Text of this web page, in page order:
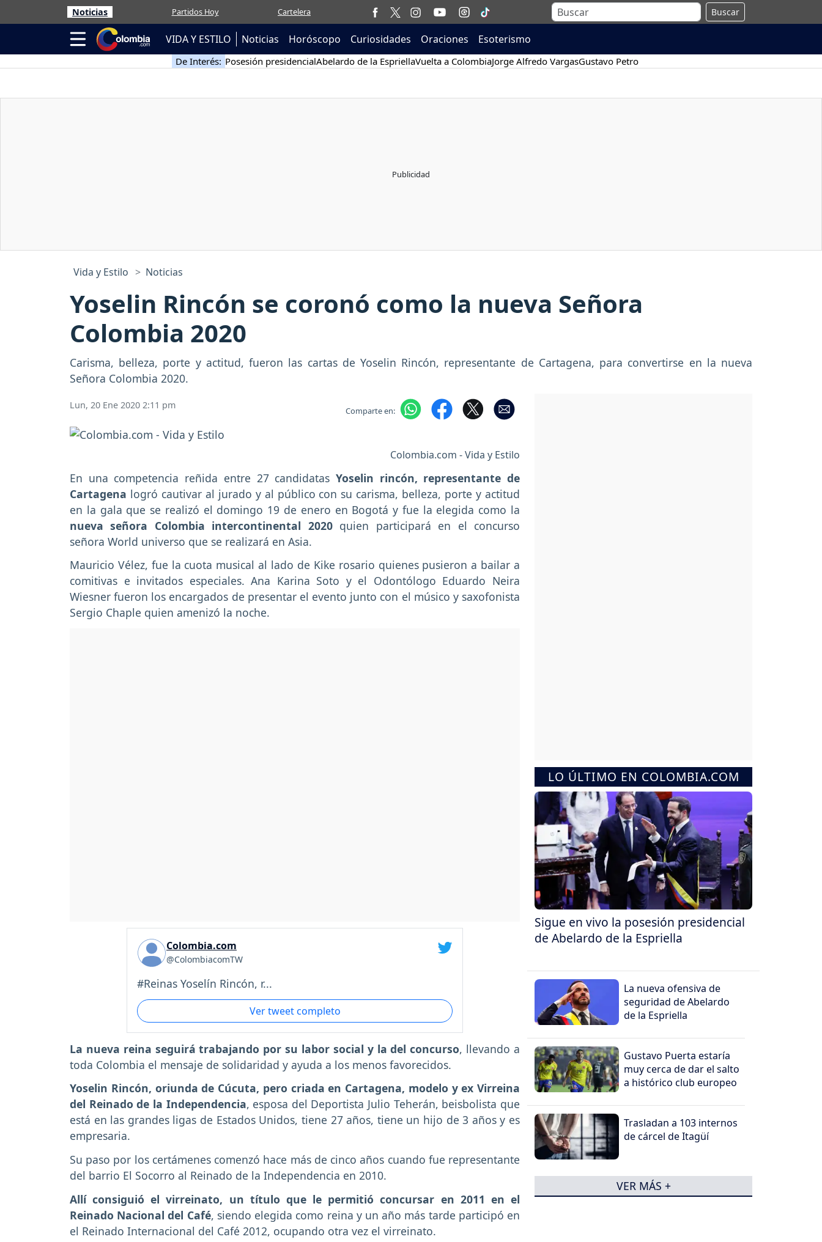
Noticias Partidos Hoy Cartelera Buscar
VIDA Y ESTILO Noticias Horóscopo Curiosidades Oraciones Esoterismo
De Interés: Posesión presidencialAbelardo de la EspriellaVuelta a ColombiaJorge Alfredo VargasGustavo Petro
Vida y Estilo Noticias
Yoselin Rincón se coronó como la nueva Señora
Colombia 2020
Carisma, belleza, porte y actitud, fueron las cartas de Yoselin Rincón, representante de Cartagena, para convertirse en la nueva
Señora Colombia 2020.
Lun, 20 Ene 2020 2:11 pm Comparte en:
Colombia.com - Vida y Estilo
En una competencia reñida entre 27 candidatas Yoselin rincón, representante de
Cartagena logró cautivar al jurado y al público con su carisma, belleza, porte y actitud
en la gala que se realizó el domingo 19 de enero en Bogotá y fue la elegida como la
nueva señora Colombia intercontinental 2020quien participará en el concurso
señora World universo que se realizará en Asia.
Mauricio Vélez, fue la cuota musical al lado de Kike rosario quienes pusieron a bailar a
comitivas e invitados especiales. Ana Karina Soto y el Odontólogo Eduardo Neira
Wiesner fueron los encargados de presentar el evento junto con el músico y saxofonista
Sergio Chaple quien amenizó la noche.
Colombia.com
@ColombiacomTW
#Reinas Yoselín Rincón, r...
Ver tweet completo
La nueva reina seguirá trabajando por su labor social y la del concurso, llevando a
toda Colombia el mensaje de solidaridad y ayuda a los menos favorecidos.
Yoselin Rincón, oriunda de Cúcuta, pero criada en Cartagena, modelo y ex Virreina
del Reinado de la Independencia, esposa del Deportista Julio Teherán, beisbolista que
está en las grandes ligas de Estados Unidos, tiene 27 años, tiene un hijo de 3 años y es
empresaria.
Su paso por los certámenes comenzó hace más de cinco años cuando fue representante
del barrio El Socorro al Reinado de la Independencia en 2010.
Allí consiguió el virreinato, un título que le permitió concursar en 2011 en el
Reinado Nacional del Café, siendo elegida como reina y un año más tarde participó en
el Reinado Internacional del Café 2012, ocupando otra vez el virreinato.
LO ÚLTIMO EN COLOMBIA.COM
Sigue en vivo la posesión presidencial
de Abelardo de la Espriella
La nueva ofensiva de
seguridad de Abelardo
de la Espriella
Gustavo Puerta estaría
muy cerca de dar el salto
a histórico club europeo
Trasladan a 103 internos
de cárcel de Itagüí
VER MÁS +